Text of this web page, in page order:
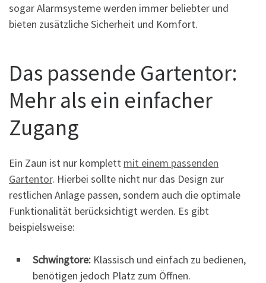
sogar Alarmsysteme werden immer beliebter und
bieten zusätzliche Sicherheit und Komfort.
Das passende Gartentor:
Mehr als ein einfacher
Zugang
Ein Zaun ist nur komplett mit einem passenden
Gartentor. Hierbei sollte nicht nur das Design zur
restlichen Anlage passen, sondern auch die optimale
Funktionalität berücksichtigt werden. Es gibt
beispielsweise:
Schwingtore: Klassisch und einfach zu bedienen,
benötigen jedoch Platz zum Öffnen.